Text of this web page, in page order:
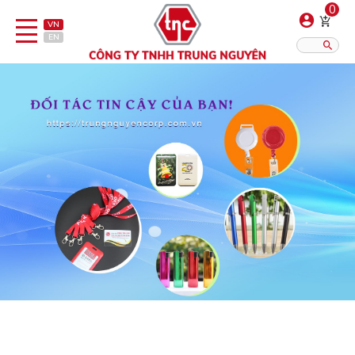
VN
EN
0
Bút
Bật lửa
Đồ sứ quà tặng
Bình/ca giữ nhiệt
Dây đeo & Phụ kiện